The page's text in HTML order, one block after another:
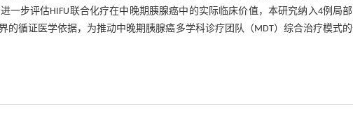
一步评估HIFU联合化疗在中晚期胰腺癌中的实际临床价值，本研究纳入4例局
循证医学依据，为推动中晚期胰腺癌多学科诊疗团队（MDT）综合治疗模式